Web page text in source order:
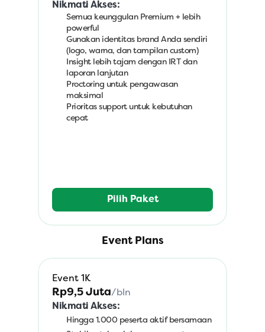
Nikmati Akses:
Semua keunggulan Premium + lebih
powerful
Gunakan identitas brand Anda sendiri
(logo, warna, dan tampilan custom)
Insight lebih tajam dengan IRT dan
laporan lanjutan
Proctoring untuk pengawasan
maksimal
Prioritas support untuk kebutuhan
cepat
Pilih Paket
Event Plans
Event 1K
Rp9,5 Juta/bln
Nikmati Akses:
Hingga 1.000 peserta aktif bersamaan